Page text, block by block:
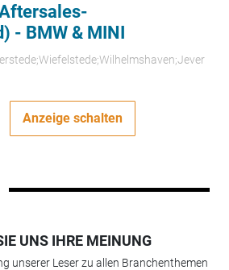
- BMW & MINI
Anzeige schalten
UNS IHRE MEINUNG
unserer Leser zu allen Branchenthemen